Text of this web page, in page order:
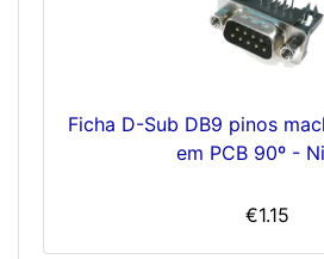
Ficha D-Sub DB9 pinos
em PCB 90º -
€1.15